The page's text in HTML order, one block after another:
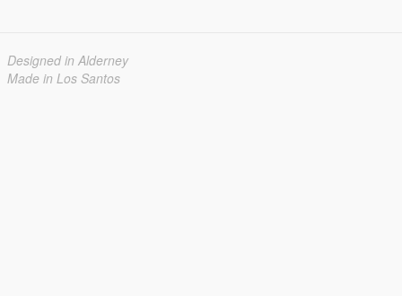
Designed in Alderney
Made in Los Santos